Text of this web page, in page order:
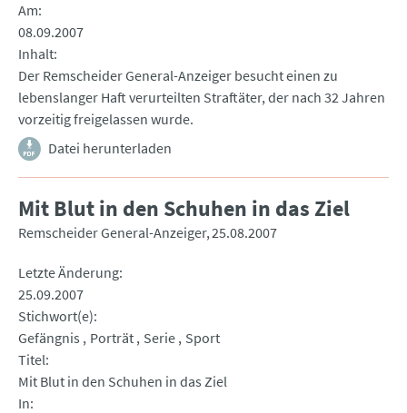
Am
08.09.2007
Inhalt
Der Remscheider General-Anzeiger besucht einen zu
lebenslanger Haft verurteilten Straftäter, der nach 32 Jahren
vorzeitig freigelassen wurde.
Datei herunterladen
Mit Blut in den Schuhen in das Ziel
Remscheider General-Anzeiger 25.08.2007
Letzte Änderung
25.09.2007
Stichwort(e)
Gefängnis
Porträt Serie Sport
Titel
Mit Blut in den Schuhen in das Ziel
In